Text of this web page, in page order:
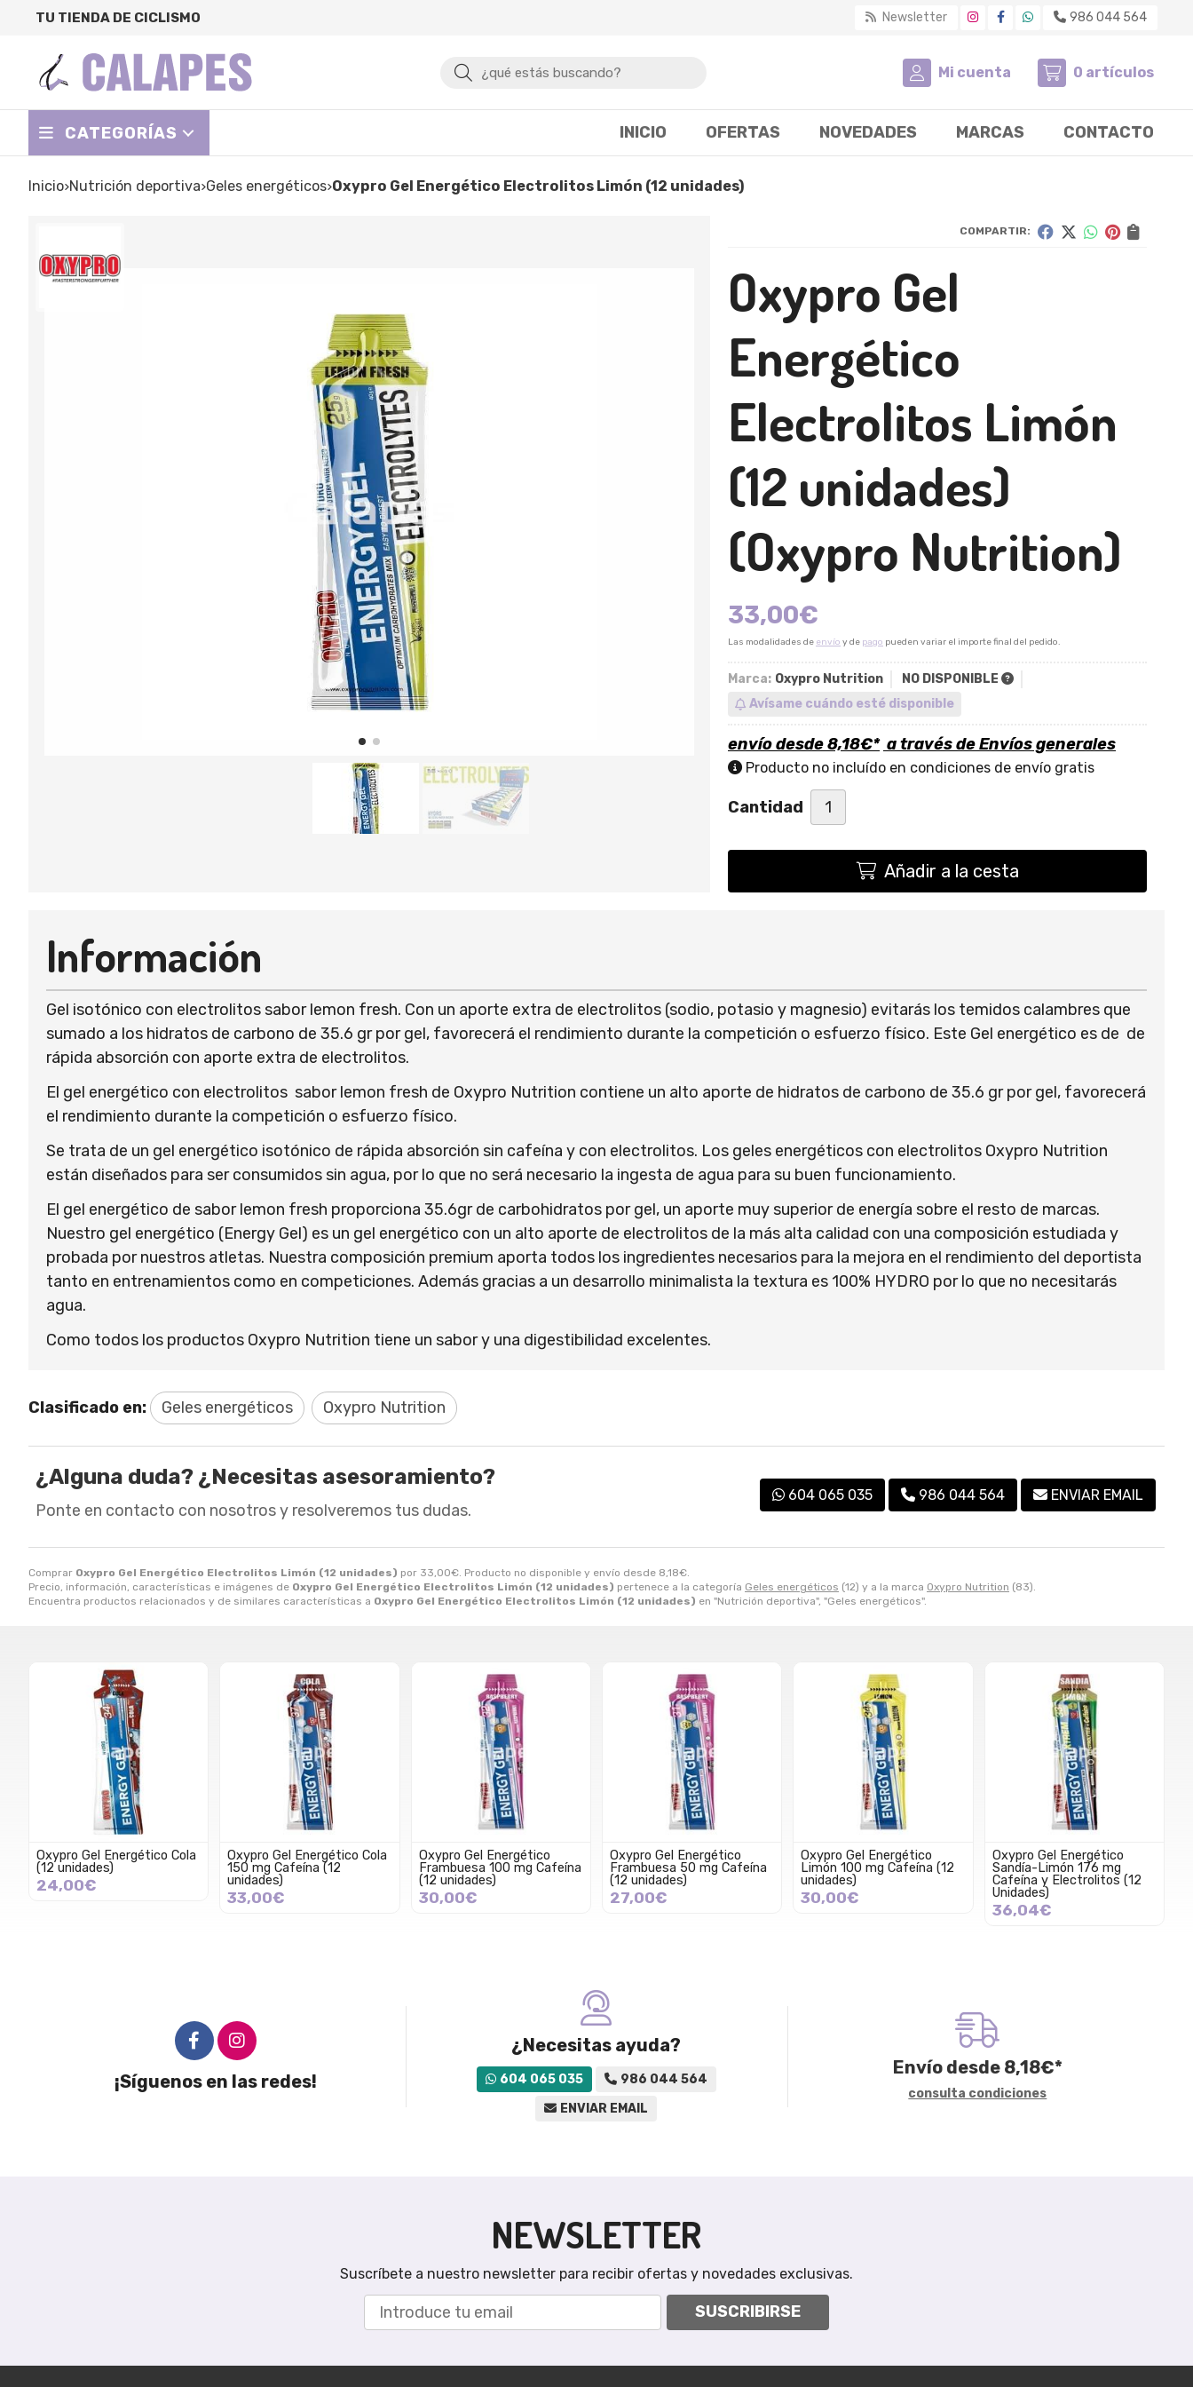
TU TIENDA DE CICLISMO Newsletter 986 044 564
Buscar Mi cuenta 0 artículos
CATEGORÍAS INICIO OFERTAS NOVEDADES MARCAS CONTACTO
Inicio nutrición deportiva geles energéticos Oxypro Gel Energético Electrolitos Limón (12 unidades)
COMPARTIR:
Oxypro Gel
Energético
Electrolitos Limón
(12 unidades)
(Oxypro Nutrition)
33,00€
Las modalidades de envío y de pago pueden variar el importe final del pedido.
Marca: Oxypro Nutrition
NO DISPONIBLE
Avísame cuándo esté disponible
envío desde8,18€* a través deEnvíos generales
Producto no incluído en condiciones de envío gratis
Cantidad
Añadir a la cesta
Comprar Oxypro Gel Energético Electrolitos Limón (12 unidades) por 33,00€. Producto no disponible y envío desde 8,18€.
Precio, información, características e imágenes de Oxypro Gel Energético Electrolitos Limón (12 unidades) pertenece a la categoría Geles energéticos (12) y a la marca Oxypro Nutrition (83).
Encuentra productos relacionados y de similares características a Oxypro Gel Energético Electrolitos Limón (12 unidades) en "Nutrición deportiva", "Geles energéticos".
Información
Gel isotónico con electrolitos sabor lemon fresh. Con un aporte extra de electrolitos (sodio, potasio y magnesio) evitarás los temidos calambres que
sumado a los hidratos de carbono de 35.6 gr por gel, favorecerá el rendimiento durante la competición o esfuerzo físico. Este Gel energético es de de
rápida absorción con aporte extra de electrolitos.
El gel energético con electrolitos sabor lemon fresh de Oxypro Nutrition contiene un alto aporte de hidratos de carbono de 35.6 gr por gel, favorecerá
el rendimiento durante la competición o esfuerzo físico.
Se trata de un gel energético isotónico de rápida absorción sin cafeína y con electrolitos. Los geles energéticos con electrolitos Oxypro Nutrition
están diseñados para ser consumidos sin agua, por lo que no será necesario la ingesta de agua para su buen funcionamiento.
El gel energético de sabor lemon fresh proporciona 35.6gr de carbohidratos por gel, un aporte muy superior de energía sobre el resto de marcas.
Nuestro gel energético (Energy Gel) es un gel energético con un alto aporte de electrolitos de la más alta calidad con una composición estudiada y
probada por nuestros atletas. Nuestra composición premium aporta todos los ingredientes necesarios para la mejora en el rendimiento del deportista
tanto en entrenamientos como en competiciones. Además gracias a un desarrollo minimalista la textura es 100% HYDRO por lo que no necesitarás
agua.
Como todos los productos Oxypro Nutrition tiene un sabor y una digestibilidad excelentes.
Clasificado en: Geles energéticos Oxypro Nutrition
¿Alguna duda? ¿Necesitas asesoramiento?
Ponte en contacto con nosotros y resolveremos tus dudas.
604 065 035 986 044 564 ENVIAR EMAIL
Oxypro Gel Energético Cola
(12 unidades)
24,00€
Oxypro Gel Energético Cola
150 mg Cafeína (12
unidades)
33,00€
Oxypro Gel Energético
Frambuesa 100 mg Cafeína
(12 unidades)
30,00€
Oxypro Gel Energético
Frambuesa 50 mg Cafeína
(12 unidades)
27,00€
Oxypro Gel Energético
Limón 100 mg Cafeína (12
unidades)
30,00€
Oxypro Gel Energético
Sandía-Limón 176 mg
Cafeína y Electrolitos (12
Unidades)
36,04€
¡Síguenos en las redes!
¿Necesitas ayuda?
604 065 035
986 044 564
ENVIAR EMAIL
Envío desde 8,18€*
consulta condiciones
NEWSLETTER
Suscríbete a nuestro newsletter para recibir ofertas y novedades exclusivas.
SUSCRIBIRSE